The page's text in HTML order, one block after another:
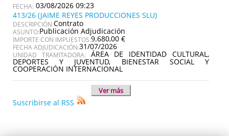
03/08/2026 09:23
413/26 (JAIME REYES PRODUCCIONES SLU)
DESCRIPCIÓN:Contrato
ASUNTO:Publicación Adjudicación
IMPORTE CON IMPUESTOS:9.680,00 €
FECHA ADJUDICACIÓN:31/07/2026
UNIDAD TRAMITADORA: ÁREA DE IDENTIDAD CULTURAL,
DEPORTES Y JUVENTUD, BIENESTAR SOCIAL Y
COOPERACIÓN INTERNACIONAL
Ver más
Suscribirse al RSS